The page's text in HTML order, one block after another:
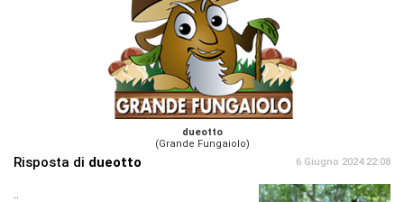
dueotto
(Grande Fungaiolo)
Risposta di dueotto 6 Giugno 2024 22:08
..